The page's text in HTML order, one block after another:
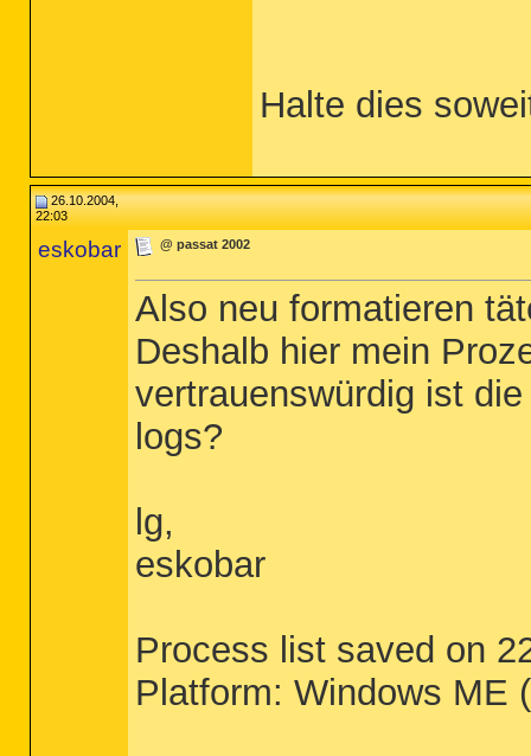
Halte dies
26.10.2004,
22:03
eskobar @ passat 2002
Also neu formatieren
Deshalb hier mein
vertrauenswürdig ist
logs?
lg,
eskobar
Process list saved on
Platform: Windows ME